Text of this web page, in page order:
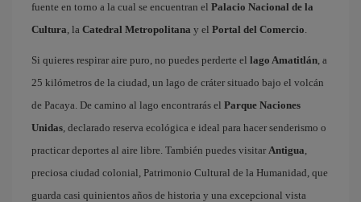
fuente en torno a la cual se encuentran el Palacio Nacional de la
Cultura, la Catedral Metropolitana y el Portal del Comercio.
Si quieres respirar aire puro, no puedes perderte el lago Amatitlán, a
25 kilómetros de la ciudad, un lago de cráter situado bajo el volcán
de Pacaya. De camino al lago encontrarás el Parque Naciones
Unidas, declarado reserva ecológica e ideal para hacer senderismo o
practicar deportes al aire libre. También puedes visitar Antigua,
preciosa ciudad colonial, Patrimonio Cultural de la Humanidad, que
guarda casi quinientos años de historia y una excepcional vista